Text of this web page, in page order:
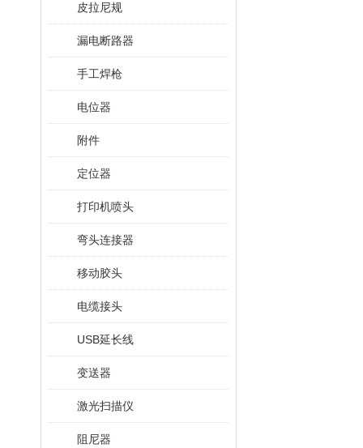
皮拉尼规
漏电断路器
手工焊枪
电位器
附件
定位器
打印机喷头
弯头连接器
移动胶头
电缆接头
USB延长线
变送器
激光扫描仪
阻尼器